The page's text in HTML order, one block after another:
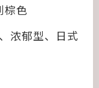
棕色
浓郁型、日式